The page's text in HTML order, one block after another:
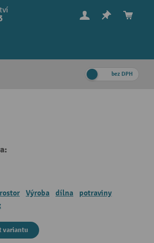
bez DPH
Výroba dílna
potraviny
variantu